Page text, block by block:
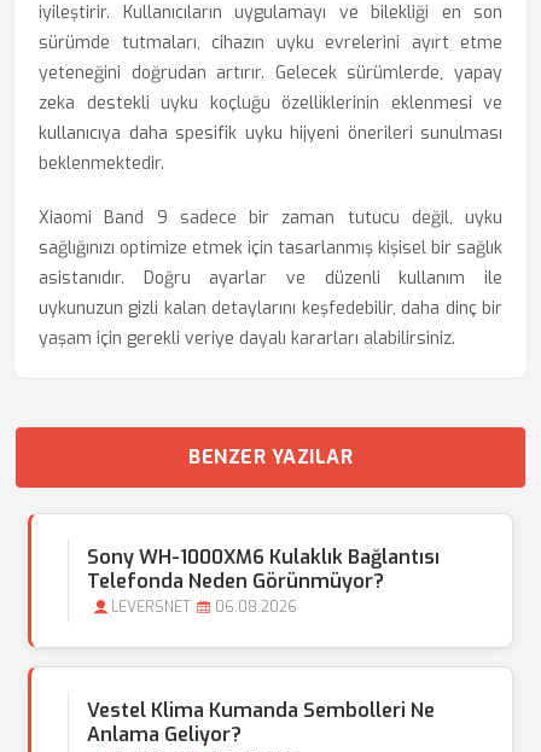
iyileştirir. Kullanıcıların uygulamayı ve bilekliği en son
sürümde tutmaları, cihazın uyku evrelerini ayırt etme
yeteneğini doğrudan artırır. Gelecek sürümlerde, yapay
zeka destekli uyku koçluğu özelliklerinin eklenmesi ve
kullanıcıya daha spesifik uyku hijyeni önerileri sunulması
beklenmektedir.
Xiaomi Band 9 sadece bir zaman tutucu değil, uyku
sağlığınızı optimize etmek için tasarlanmış kişisel bir sağlık
asistanıdır. Doğru ayarlar ve düzenli kullanım ile
uykunuzun gizli kalan detaylarını keşfedebilir, daha dinç bir
yaşam için gerekli veriye dayalı kararları alabilirsiniz.
BENZER YAZILAR
Sony WH-1000XM6 Kulaklık Bağlantısı
Telefonda Neden Görünmüyor?
LEVERSNET 06.08.2026
Vestel Klima Kumanda Sembolleri Ne
Anlama Geliyor?